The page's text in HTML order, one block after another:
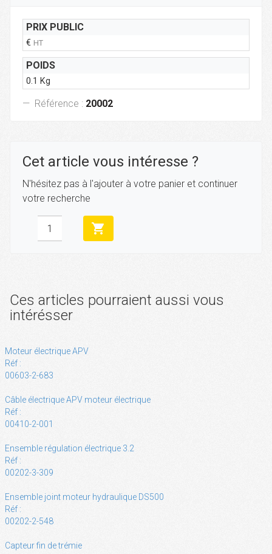
PRIX PUBLIC
€ HT
POIDS
0.1 Kg
Référence : 20002
Cet article vous intéresse ?
N'hésitez pas à l'ajouter à votre panier et continuer
votre recherche
shopping_cart
Ces articles pourraient aussi vous
intérésser
Moteur électrique APV
Réf :
00603-2-683
Câble électrique APV moteur électrique
Réf :
00410-2-001
Ensemble régulation électrique 3.2
Réf :
00202-3-309
Ensemble joint moteur hydraulique DS500
Réf :
00202-2-548
Capteur fin de trémie